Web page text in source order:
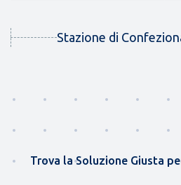
Stazione di
Trova la Soluzione Giusta